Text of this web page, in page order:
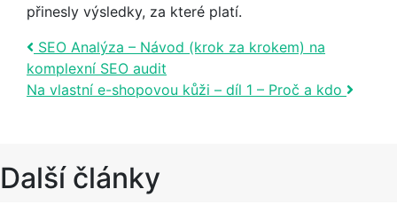
přinesly výsledky, za které platí.
Post navigation
SEO Analýza – Návod (krok za krokem) na
komplexní SEO audit
Na vlastní e-shopovou kůži – díl 1 – Proč a kdo
Další články